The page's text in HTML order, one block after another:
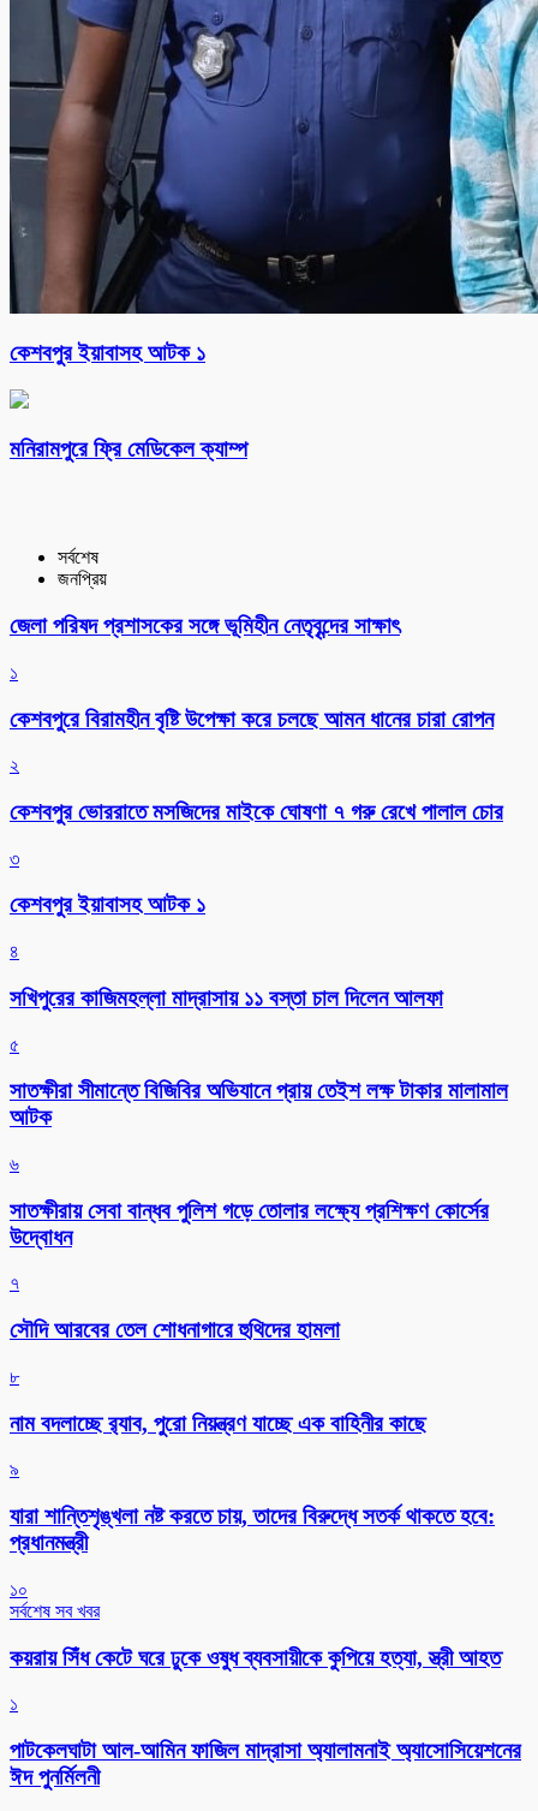
কেশবপুর ইয়াবাসহ আটক ১
মনিরামপুরে ফ্রি মেডিকেল ক্যাম্প
সর্বশেষ
জনপ্রিয়
জেলা পরিষদ প্রশাসকের সঙ্গে ভূমিহীন নেতৃবৃন্দের সাক্ষাৎ
১
কেশবপুরে বিরামহীন বৃষ্টি উপেক্ষা করে চলছে আমন ধানের চারা রোপন
২
কেশবপুর ভোররাতে মসজিদের মাইকে ঘোষণা ৭ গরু রেখে পালাল চোর
৩
কেশবপুর ইয়াবাসহ আটক ১
৪
সখিপুরের কাজিমহল্লা মাদ্রাসায় ১১ বস্তা চাল দিলেন আলফা
৫
সাতক্ষীরা সীমান্তে বিজিবির অভিযানে প্রায় তেইশ লক্ষ টাকার মালামাল
আটক
৬
সাতক্ষীরায় সেবা বান্ধব পুলিশ গড়ে তোলার লক্ষ্যে প্রশিক্ষণ কোর্সের
উদ্বোধন
৭
সৌদি আরবের তেল শোধনাগারে হুথিদের হামলা
৮
নাম বদলাচ্ছে র‌্যাব, পুরো নিয়ন্ত্রণ যাচ্ছে এক বাহিনীর কাছে
৯
যারা শান্তিশৃঙ্খলা নষ্ট করতে চায়, তাদের বিরুদ্ধে সতর্ক থাকতে হবে:
প্রধানমন্ত্রী
১০
সর্বশেষ সব খবর
কয়রায় সিঁধ কেটে ঘরে ঢুকে ওষুধ ব্যবসায়ীকে কুপিয়ে হত্যা, স্ত্রী আহত
১
পাটকেলঘাটা আল-আমিন ফাজিল মাদ্রাসা অ্যালামনাই অ্যাসোসিয়েশনের
ঈদ পুনর্মিলনী